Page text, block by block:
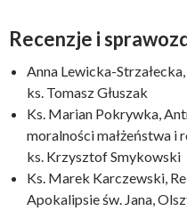
Recenzje i
Anna Lewicka-
ks. Tomasz Głuszak
Ks. Marian Pokrywka,
moralności małżeństwa i
ks. Krzysztof Smykowski
Ks. Marek Karczewski,
Apokalipsie św. Jana,